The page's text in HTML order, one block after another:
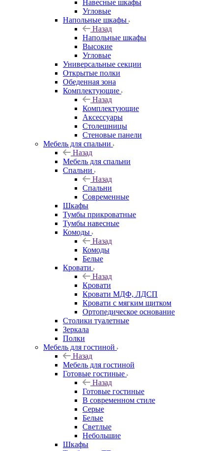
Навесные шкафы
Угловые
Напольные шкафы
Назад
Напольные шкафы
Высокие
Угловые
Универсальные секции
Открытые полки
Обеденная зона
Комплектующие
Назад
Комплектующие
Аксессуары
Столешницы
Стеновые панели
Мебель для спальни
Назад
Мебель для спальни
Спальни
Назад
Спальни
Современные
Шкафы
Тумбы прикроватные
Тумбы навесные
Комоды
Назад
Комоды
Белые
Кровати
Назад
Кровати
Кровати МДФ, ЛДСП
Кровати с мягким щитком
Ортопедическое основание
Столики туалетные
Зеркала
Полки
Мебель для гостиной
Назад
Мебель для гостиной
Готовые гостиные
Назад
Готовые гостиные
В современном стиле
Серые
Белые
Светлые
Небольшие
Шкафы